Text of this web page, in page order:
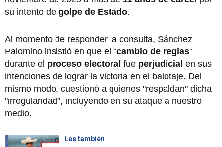
su intento de golpe de Estado.
Al momento de responder la consulta, Sánchez
Palomino insistió en que el "cambio de reglas"
durante el proceso electoral fue perjudicial en sus
intenciones de lograr la victoria en el balotaje. Del
mismo modo, cuestionó a quienes "respaldan" dicha
"irregularidad", incluyendo en su ataque a nuestro
medio.
Lee también